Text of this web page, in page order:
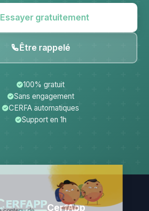
Essayer gratuitement
Être rappelé
100% gratuit
Sans engagement
CERFA automatiques
Support en 1h
CerfApp